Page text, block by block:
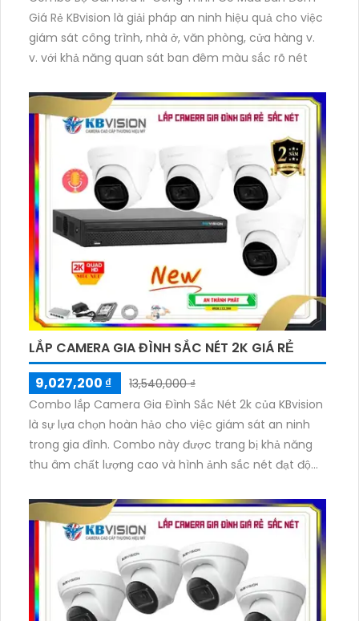
Giá Rẻ KBvision là giải pháp an ninh hiệu quả cho việc
giám sát công trình, nhà ở, văn phòng, cửa hàng v.
v. với khả năng quan sát ban đêm màu sắc rõ nét
LẮP CAMERA GIA ĐÌNH SẮC NÉT 2K GIÁ RẺ
9,027,200 ₫
13,540,000 ₫
Combo lắp Camera Gia Đình Sắc Nét 2k của KBvision
là sự lựa chọn hoàn hảo cho việc giám sát an ninh
trong gia đình. Combo này được trang bị khả năng
thu âm chất lượng cao và hình ảnh sắc nét đạt độ